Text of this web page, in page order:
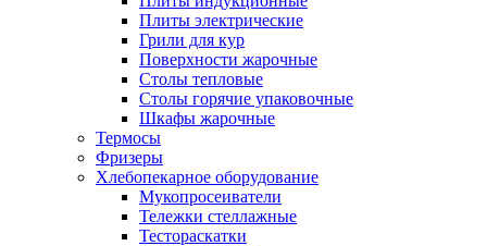
Плиты электрические
Грили для кур
Поверхности жарочные
Столы тепловые
Столы горячие упаковочные
Шкафы жарочные
Термосы
Фризеры
Хлебопекарное оборудование
Мукопросеиватели
Тележки стеллажные
Тестораскатки